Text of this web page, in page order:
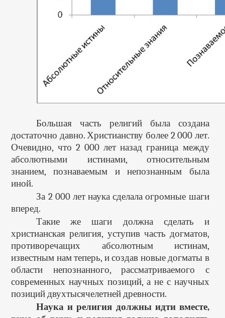
Большая часть религий была создана
достаточно давно. Христианству более 2 000 лет.
Очевидно, что 2 000 лет назад граница между
абсолютными истинами, относительным
знанием, познаваемым и непознанным была
иной.
За 2 000 лет наука сделала огромные шаги
вперед.
Такие же шаги должна сделать и
христианская религия, уступив часть догматов,
противоречащих абсолютным истинам,
известным нам теперь, и создав новые догматы в
области непознанного, рассматриваемого с
современных научных позиций, а не с научных
позиций двухтысячелетней древности.
Наука и религия должны идти вместе,